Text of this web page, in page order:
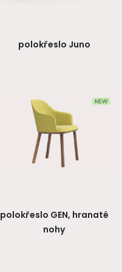
polokřeslo Juno
polokřeslo GEN, hranaté
nohy